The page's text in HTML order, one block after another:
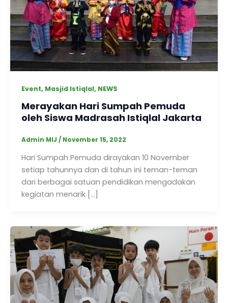
Event, Masjid Istiqlal, NEWS
Merayakan Hari Sumpah Pemuda
oleh Siswa Madrasah Istiqlal Jakarta
Admin MIJ / November 15, 2022
Hari Sumpah Pemuda dirayakan 10 November
setiap tahunnya dan di tahun ini teman-teman
dari berbagai satuan pendidikan mengadakan
kegiatan menarik […]